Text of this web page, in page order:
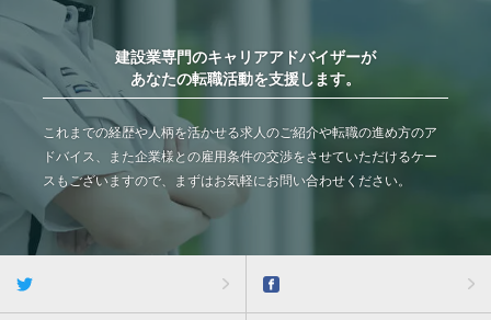
建設業専門のキャリアアドバイザーが
あなたの転職活動を支援します。
これまでの経歴や人柄を活かせる求人のご紹介や転職の進め方のア
ドバイス、また企業様との雇用条件の交渉をさせていただけるケー
スもございますので、まずはお気軽にお問い合わせください。